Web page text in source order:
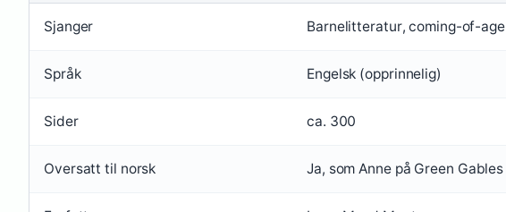
Sjanger Barnelitteratur, coming-of-age
Språk Engelsk (opprinnelig)
Sider ca. 300
Oversatt til norsk Ja, som Anne på Green Gables